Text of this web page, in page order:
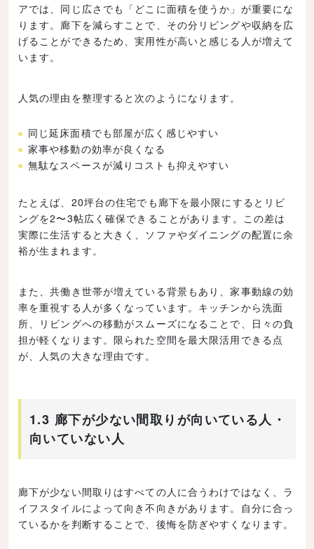
アでは、同じ広さでも「どこに面積を使うか」が重要にな
ります。廊下を減らすことで、その分リビングや収納を広
げることができるため、実用性が高いと感じる人が増えて
います。
人気の理由を整理すると次のようになります。
同じ延床面積でも部屋が広く感じやすい
家事や移動の効率が良くなる
無駄なスペースが減りコストも抑えやすい
たとえば、20坪台の住宅でも廊下を最小限にするとリビ
ングを2〜3帖広く確保できることがあります。この差は
実際に生活すると大きく、ソファやダイニングの配置に余
裕が生まれます。
また、共働き世帯が増えている背景もあり、家事動線の効
率を重視する人が多くなっています。キッチンから洗面
所、リビングへの移動がスムーズになることで、日々の負
担が軽くなります。限られた空間を最大限活用できる点
が、人気の大きな理由です。
1.3 廊下が少ない間取りが向いている人・
向いていない人
廊下が少ない間取りはすべての人に合うわけではなく、ラ
イフスタイルによって向き不向きがあります。自分に合っ
ているかを判断することで、後悔を防ぎやすくなります。